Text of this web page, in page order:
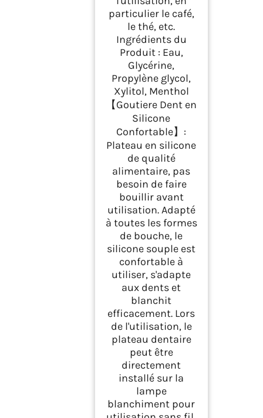
particulier le café,
le thé, etc.
Ingrédients du
Produit : Eau,
Glycérine,
Propylène glycol,
Xylitol, Menthol
【Goutiere Dent en
Silicone
Confortable】:
Plateau en silicone
de qualité
alimentaire, pas
besoin de faire
bouillir avant
utilisation. Adapté
à toutes les formes
de bouche, le
silicone souple est
confortable à
utiliser, s'adapte
aux dents et
blanchit
efficacement. Lors
de l'utilisation, le
plateau dentaire
peut être
directement
installé sur la
lampe
blanchiment pour